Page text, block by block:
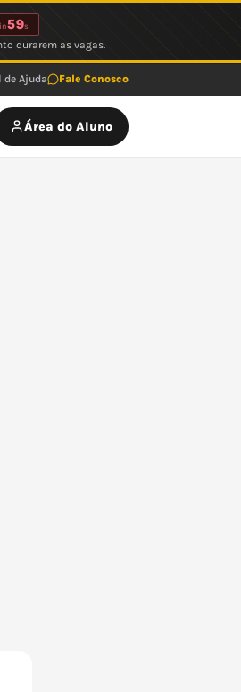
59s
durarem as vagas.
de Ajuda Fale Conosco
Área do Aluno